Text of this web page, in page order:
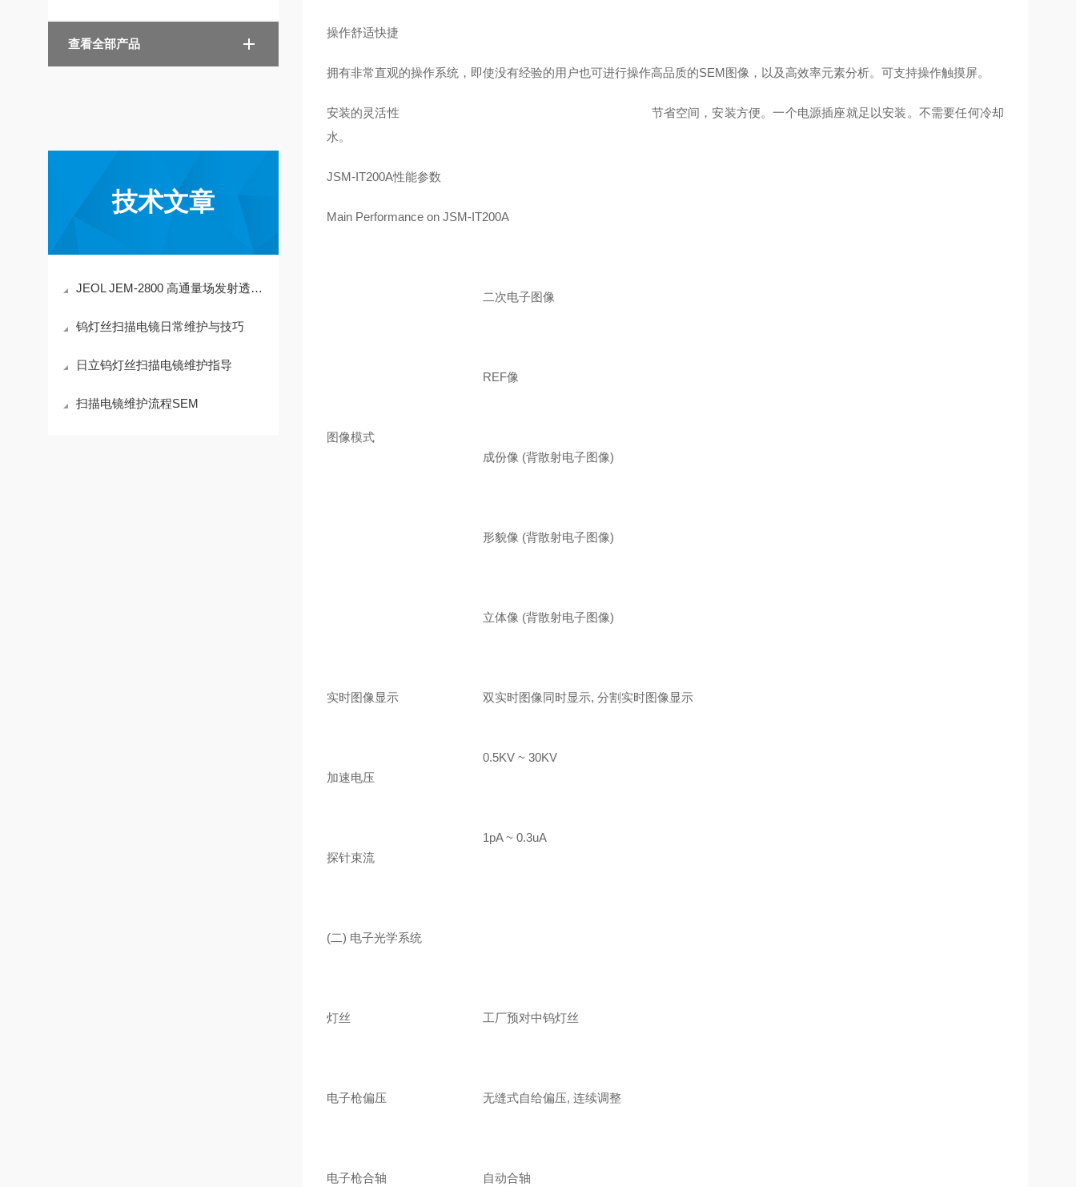
查看全部产品
技术文章
JEOL JEM-2800 高通量场发射透射电子显微镜
钨灯丝扫描电镜日常维护与技巧
日立钨灯丝扫描电镜维护指导
扫描电镜维护流程SEM
操作舒适快捷
拥有非常直观的操作系统，即使没有经验的用户也可进行操作高品质的SEM图像，以及高效率元素分析。可支持操作触摸屏。
安装的灵活性 节省空间，安装方便。一个电源插座就足以安装。不需要任何冷却
水。
JSM-IT200A性能参数
Main Performance on JSM-IT200A
图像模式
二次电子图像
REF像
成份像 (背散射电子图像)
形貌像 (背散射电子图像)
立体像 (背散射电子图像)
实时图像显示 双实时图像同时显示, 分割实时图像显示
加速电压
0.5KV ~ 30KV
探针束流
1pA ~ 0.3uA
(二) 电子光学系统
灯丝 工厂预对中钨灯丝
电子枪偏压 无缝式自给偏压, 连续调整
电子枪合轴 自动合轴